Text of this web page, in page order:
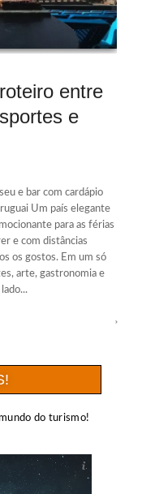
entre
e
e bar com cardápio
Um país elegante
para as férias
e com distâncias
os gostos. Em um só
arte, gastronomia e
do turismo!